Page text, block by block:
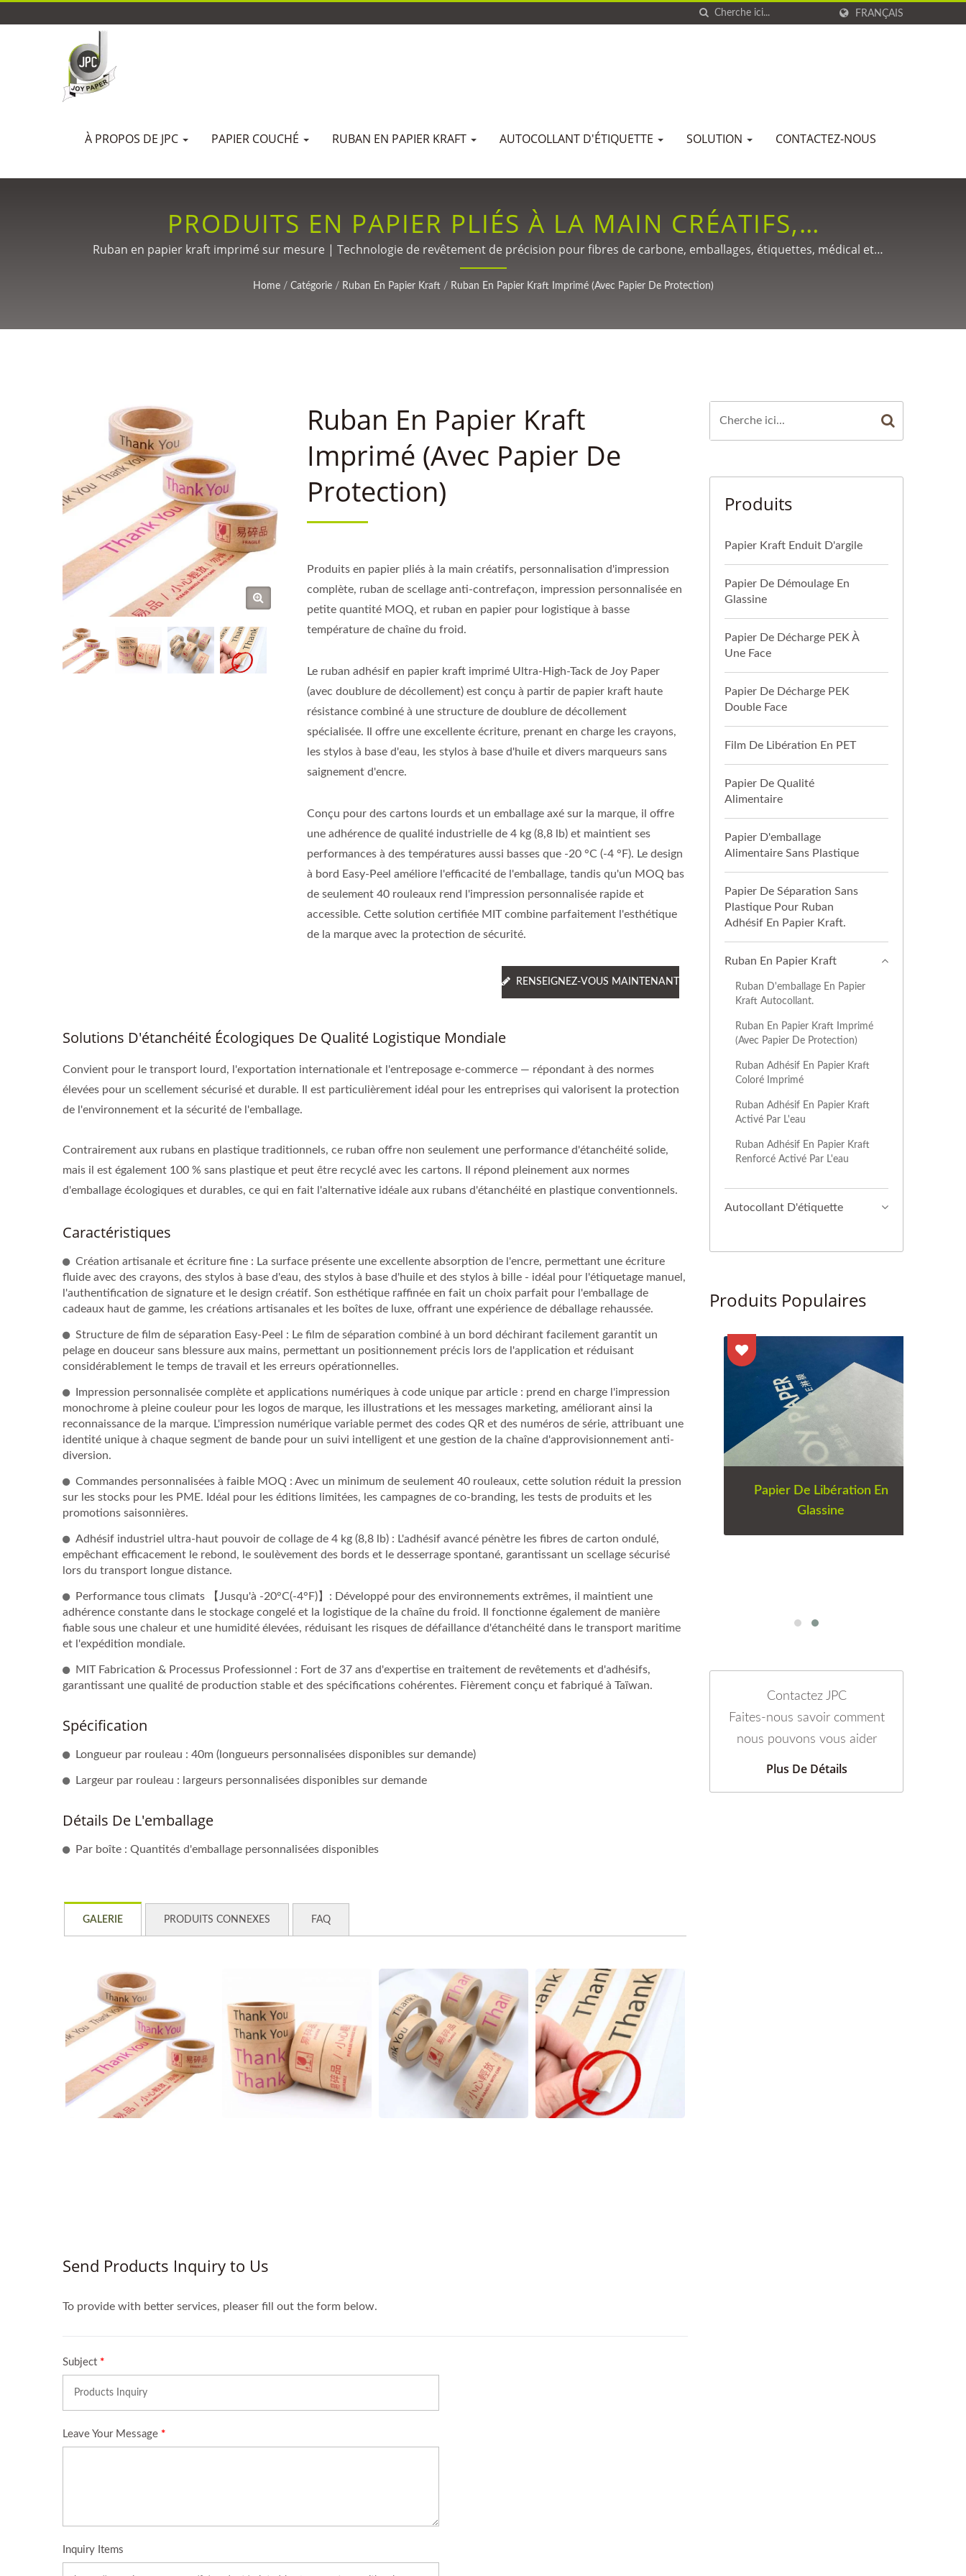
FRANÇAIS
À PROPOS DE JPC PAPIER COUCHÉ RUBAN EN PAPIER KRAFT AUTOCOLLANT D'ÉTIQUETTE SOLUTION CONTACTEZ-NOUS
PRODUITS EN PAPIER PLIÉS À LA MAIN CRÉATIFS,
PERSONNALISATION D'IMPRESSION COMPLÈTE, RUBAN DE
SCELLAGE ANTI-CONTREFAÇON, IMPRESSION PERSONNALISÉE
EN PETITE QUANTITÉ MOQ, ET RUBAN EN PAPIER POUR
CONFIANCE – PLUS DE 30 ANS D'EXPERTISE
Ruban en papier kraft imprimé sur mesure | Technologie de revêtement de précision pour fibres de carbone, emballages, étiquettes, médical et
rubans adhésifs depuis 1988.
Home / Catégorie / Ruban En Papier Kraft / Ruban En Papier Kraft Imprimé (avec Papier De Protection)
Ruban En Papier Kraft
Imprimé (avec Papier De
Protection)
Produits en papier pliés à la main créatifs, personnalisation d'impression
complète, ruban de scellage anti-contrefaçon, impression personnalisée en
petite quantité MOQ, et ruban en papier pour logistique à basse
température de chaîne du froid.
Le ruban adhésif en papier kraft imprimé Ultra-High-Tack de Joy Paper
(avec doublure de décollement) est conçu à partir de papier kraft haute
résistance combiné à une structure de doublure de décollement
spécialisée. Il offre une excellente écriture, prenant en charge les crayons,
les stylos à base d'eau, les stylos à base d'huile et divers marqueurs sans
saignement d'encre.
Conçu pour des cartons lourds et un emballage axé sur la marque, il offre
une adhérence de qualité industrielle de 4 kg (8,8 lb) et maintient ses
performances à des températures aussi basses que -20 °C (-4 °F). Le design
à bord Easy-Peel améliore l'efficacité de l'emballage, tandis qu'un MOQ bas
de seulement 40 rouleaux rend l'impression personnalisée rapide et
accessible. Cette solution certifiée MIT combine parfaitement l'esthétique
de la marque avec la protection de sécurité.
RENSEIGNEZ-VOUS MAINTENANT
Solutions D'étanchéité Écologiques De Qualité Logistique Mondiale
Convient pour le transport lourd, l'exportation internationale et l'entreposage e-commerce — répondant à des normes
élevées pour un scellement sécurisé et durable. Il est particulièrement idéal pour les entreprises qui valorisent la protection
de l'environnement et la sécurité de l'emballage.
Contrairement aux rubans en plastique traditionnels, ce ruban offre non seulement une performance d'étanchéité solide,
mais il est également 100 % sans plastique et peut être recyclé avec les cartons. Il répond pleinement aux normes
d'emballage écologiques et durables, ce qui en fait l'alternative idéale aux rubans d'étanchéité en plastique conventionnels.
Caractéristiques
Création artisanale et écriture fine : La surface présente une excellente absorption de l'encre, permettant une écriture
fluide avec des crayons, des stylos à base d'eau, des stylos à base d'huile et des stylos à bille - idéal pour l'étiquetage manuel,
l'authentification de signature et le design créatif. Son esthétique raffinée en fait un choix parfait pour l'emballage de
cadeaux haut de gamme, les créations artisanales et les boîtes de luxe, offrant une expérience de déballage rehaussée.
Structure de film de séparation Easy-Peel : Le film de séparation combiné à un bord déchirant facilement garantit un
pelage en douceur sans blessure aux mains, permettant un positionnement précis lors de l'application et réduisant
considérablement le temps de travail et les erreurs opérationnelles.
Impression personnalisée complète et applications numériques à code unique par article : prend en charge l'impression
monochrome à pleine couleur pour les logos de marque, les illustrations et les messages marketing, améliorant ainsi la
reconnaissance de la marque. L'impression numérique variable permet des codes QR et des numéros de série, attribuant une
identité unique à chaque segment de bande pour un suivi intelligent et une gestion de la chaîne d'approvisionnement anti-
diversion.
Commandes personnalisées à faible MOQ : Avec un minimum de seulement 40 rouleaux, cette solution réduit la pression
sur les stocks pour les PME. Idéal pour les éditions limitées, les campagnes de co-branding, les tests de produits et les
promotions saisonnières.
Adhésif industriel ultra-haut pouvoir de collage de 4 kg (8,8 lb) : L'adhésif avancé pénètre les fibres de carton ondulé,
empêchant efficacement le rebond, le soulèvement des bords et le desserrage spontané, garantissant un scellage sécurisé
lors du transport longue distance.
Performance tous climats 【Jusqu'à -20°C(-4°F)】: Développé pour des environnements extrêmes, il maintient une
adhérence constante dans le stockage congelé et la logistique de la chaîne du froid. Il fonctionne également de manière
fiable sous une chaleur et une humidité élevées, réduisant les risques de défaillance d'étanchéité dans le transport maritime
et l'expédition mondiale.
MIT Fabrication & Processus Professionnel : Fort de 37 ans d'expertise en traitement de revêtements et d'adhésifs,
garantissant une qualité de production stable et des spécifications cohérentes. Fièrement conçu et fabriqué à Taïwan.
Spécification
Longueur par rouleau : 40m (longueurs personnalisées disponibles sur demande)
Largeur par rouleau : largeurs personnalisées disponibles sur demande
Détails De L'emballage
Par boîte : Quantités d'emballage personnalisées disponibles
GALERIE PRODUITS CONNEXES FAQ
Produits
Papier Kraft Enduit D'argile
Papier De Démoulage En
Glassine
Papier De Décharge PEK À
Une Face
Papier De Décharge PEK
Double Face
Film De Libération En PET
Papier De Qualité
Alimentaire
Papier D'emballage
Alimentaire Sans Plastique
Papier De Séparation Sans
Plastique Pour Ruban
Adhésif En Papier Kraft.
Ruban En Papier Kraft
Ruban D'emballage En Papier
Kraft Autocollant.
Ruban En Papier Kraft Imprimé
(avec Papier De Protection)
Ruban Adhésif En Papier Kraft
Coloré Imprimé
Ruban Adhésif En Papier Kraft
Activé Par L'eau
Ruban Adhésif En Papier Kraft
Renforcé Activé Par L'eau
Autocollant D'étiquette
Produits Populaires
Ruban Adhésif D'emballage En
Papier Kraft Standard
Papier De Libération En
Ruban Adhésif D'emballage En
Papier De Libération En
Glassine
Contactez JPC
Faites-nous savoir comment
nous pouvons vous aider
Plus De Détails